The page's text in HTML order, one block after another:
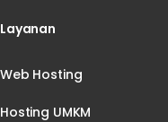
Layanan
Web Hosting
Hosting UMKM